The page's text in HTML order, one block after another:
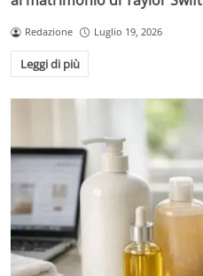
Redazione Luglio 19, 2026
Leggi di più